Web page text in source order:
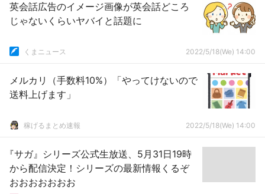
英会話広告のイメージ画像が英会話どころ
じゃないくらいヤバイと話題に
くまニュース 2022/5/18(We) 14:00
メルカリ（手数料10%）「やってけないので
送料上げます」
稼げるまとめ速報 2022/5/18(We) 14:00
『サガ』シリーズ公式生放送、5月31日19時
から配信決定！シリーズの最新情報くるぞ
おおおおおおお